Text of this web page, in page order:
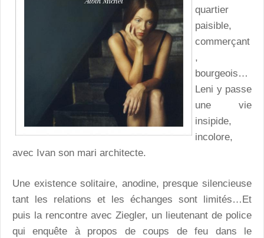
quartier
paisible,
commerçant
,
bourgeois…
Leni y passe
une vie
insipide,
incolore,
avec Ivan son mari architecte.
Une existence solitaire, anodine, presque silencieuse
tant les relations et les échanges sont limités…Et
puis la rencontre avec Ziegler, un lieutenant de police
qui enquête à propos de coups de feu dans le